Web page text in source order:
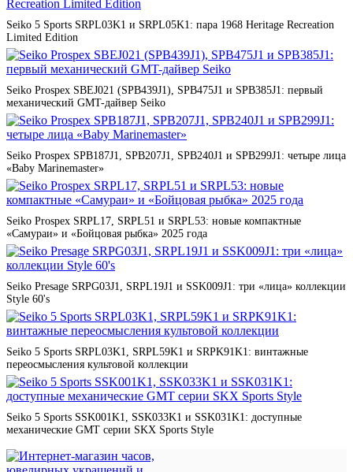
Seiko 5 Sports SRPL03K1 и SRPL05K1: пара 1968 Heritage Recreation
Limited Edition
Seiko Prospex SBEJ021 (SPB439J1), SPB475J1 и SPB385J1: первый
механический GMT-дайвер Seiko
Seiko Prospex SPB187J1, SPB207J1, SPB240J1 и SPB299J1: четыре лица
«Baby Marinemaster»
Seiko Prospex SRPL17, SRPL51 и SRPL53: новые компактные
«Самураи» и «Бойцовая рыбка» 2025 года
Seiko Presage SRPG03J1, SRPL19J1 и SSK009J1: три «лица» коллекции
Style 60's
Seiko 5 Sports SRPL03K1, SRPL59K1 и SRPK91K1: винтажные
переосмысления культовой коллекции
Seiko 5 Sports SSK001K1, SSK033K1 и SSK031K1: доступные
механические GMT серии SKX Sports Style